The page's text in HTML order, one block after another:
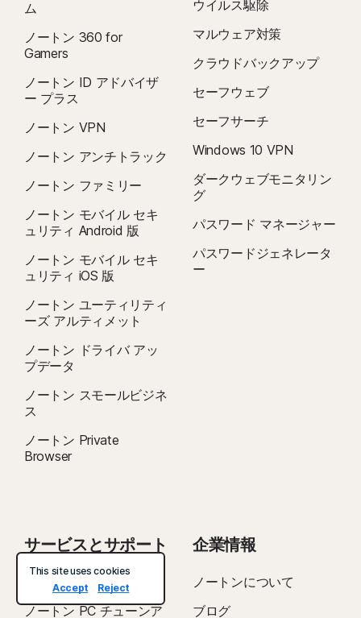
ム
ノートン 360 for
Gamers
ノートン ID アドバイザ
ー プラス
ノートン VPN
ノートン アンチトラック
ノートン ファミリー
ノートン モバイル セキ
ュリティ Android 版
ノートン モバイル セキ
ュリティ iOS 版
ノートン ユーティリティ
ーズ アルティメット
ノートン ドライバ アッ
プデータ
ノートン スモールビジネ
ス
ノートン Private
Browser
ウイルス駆除
マルウェア対策
クラウドバックアップ
セーフウェブ
セーフサーチ
Windows 10 VPN
ダークウェブモニタリン
グ
パスワード マネージャー
パスワードジェネレータ
ー
サービスとサポート
ノートン サポート
ノートン PC チューンア
企業情報
ノートンについて
ブログ
This site uses cookies
Accept
Reject